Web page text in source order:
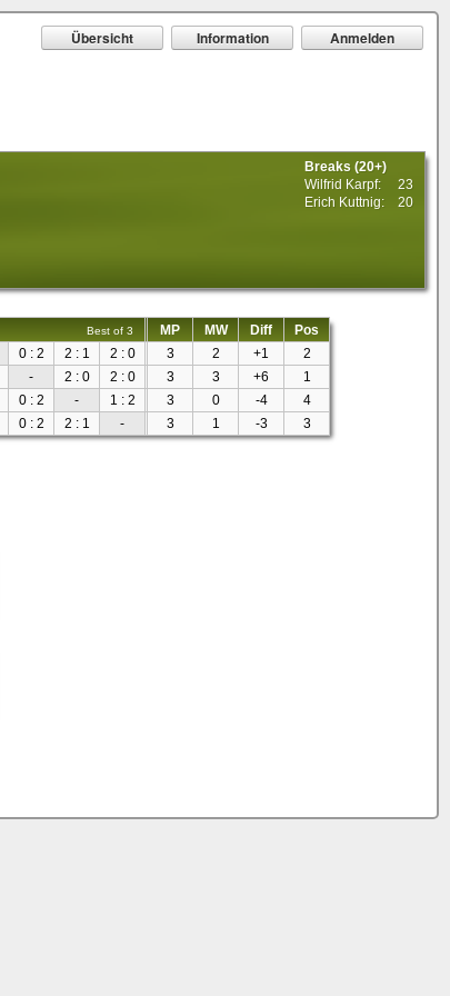
Übersicht Information Anmelden
Breaks (20+)
Wilfrid Karpf:
23
Erich Kuttnig:
20
Best of 3 MP MW Diff
Pos
0 : 2 2 : 1 2 : 0 3 2 +1
2
- 2 : 0 2 : 0 3 3 +6
1
0 : 2 - 1 : 2 3 0 -4
4
0 : 2 2 : 1 - 3 1 -3 3